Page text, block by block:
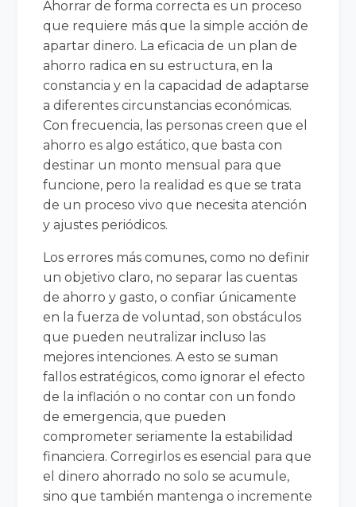
Ahorrar de forma correcta es un proceso
que requiere más que la simple acción de
apartar dinero. La eficacia de un plan de
ahorro radica en su estructura, en la
constancia y en la capacidad de adaptarse
a diferentes circunstancias económicas.
Con frecuencia, las personas creen que el
ahorro es algo estático, que basta con
destinar un monto mensual para que
funcione, pero la realidad es que se trata
de un proceso vivo que necesita atención
y ajustes periódicos.
Los errores más comunes, como no definir
un objetivo claro, no separar las cuentas
de ahorro y gasto, o confiar únicamente
en la fuerza de voluntad, son obstáculos
que pueden neutralizar incluso las
mejores intenciones. A esto se suman
fallos estratégicos, como ignorar el efecto
de la inflación o no contar con un fondo
de emergencia, que pueden
comprometer seriamente la estabilidad
financiera. Corregirlos es esencial para que
el dinero ahorrado no solo se acumule,
sino que también mantenga o incremente